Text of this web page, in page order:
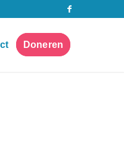
Doneren